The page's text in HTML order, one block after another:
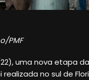
PMF
uma nova etapa
no sul de